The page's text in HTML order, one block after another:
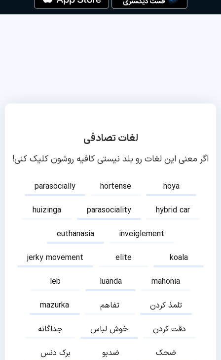
لغات تصادفی
اگر معنی این لغات رو بلد نیستی کافیه روشون کلیک کنی!
parasocially hortense
hoya
huizinga
parasociality
hybrid car
euthanasia
inveiglement
jerky movement
elite
koala
leb
luanda
mahonia
mazurka
تفاهم
تلمذ کردن
جداگانه
خوش لباس
دقت کردن
برک دنس
ضدبو
ضحک